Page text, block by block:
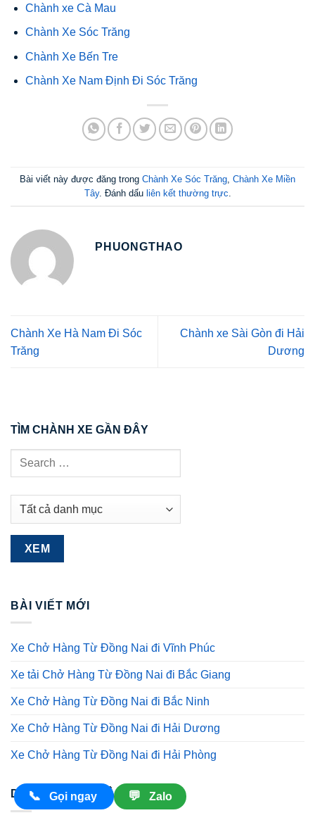
📞 Gọi ngay 💬 Zalo
Chành xe Cà Mau
Chành Xe Sóc Trăng
Chành Xe Bến Tre
Chành Xe Nam Định Đi Sóc Trăng
Bài viết này được đăng trong Chành Xe Sóc Trăng Chành Xe Miền
Tây. Đánh dấu liên kết thường trực
PHUONGTHAO
Chành Xe Hà Nam Đi Sóc
Trăng
Chành xe Sài Gòn đi Hải
Dương
TÌM CHÀNH XE GẦN ĐÂY
BÀI VIẾT MỚI
Xe Chở Hàng Từ Đồng Nai đi Vĩnh Phúc
Xe tải Chở Hàng Từ Đồng Nai đi Bắc Giang
Xe Chở Hàng Từ Đồng Nai đi Bắc Ninh
Xe Chở Hàng Từ Đồng Nai đi Hải Dương
Xe Chở Hàng Từ Đồng Nai đi Hải Phòng
DANH SÁCH CHÀNH